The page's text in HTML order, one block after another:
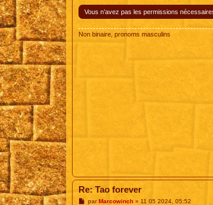
e
Vous n’avez pas les permissions
Non binaire, pronoms masculins
Re: Tao forever
MparMarcowinch» 11 05 2024, 05:52